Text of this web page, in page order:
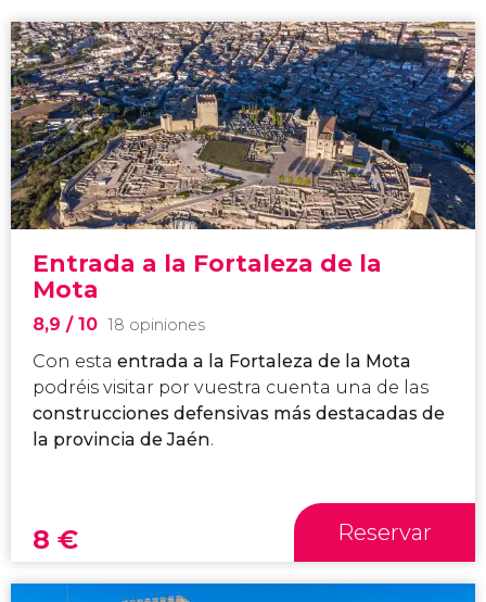
Entrada a la Fortaleza de la
Mota
8,9 / 10 18 opiniones
Con esta entrada a la Fortaleza de la Mota
podréis visitar por vuestra cuenta una de las
construcciones defensivas más destacadas de
la provincia de Jaén.
8 € Reservar